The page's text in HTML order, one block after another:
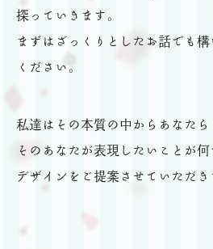
探っていきます。
まずはざっくりとしたお話でも
ください。
私達はその本質の中からあなたら
そのあなたが表現したいことが
デザインをご提案させていただき